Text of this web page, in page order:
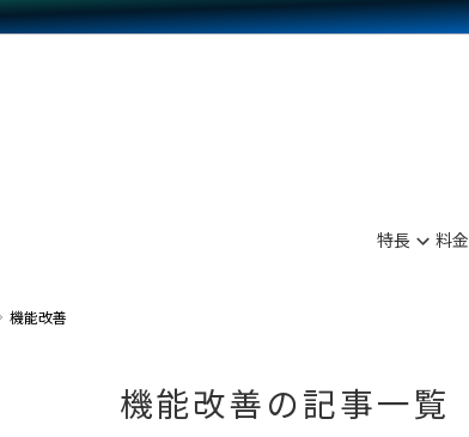
特長 料金
に見る
つながる集客
ロイヤリティを向上
業種別に見る
料金シミュレーション
API連携代行
機能改善
機能改善の記事一覧